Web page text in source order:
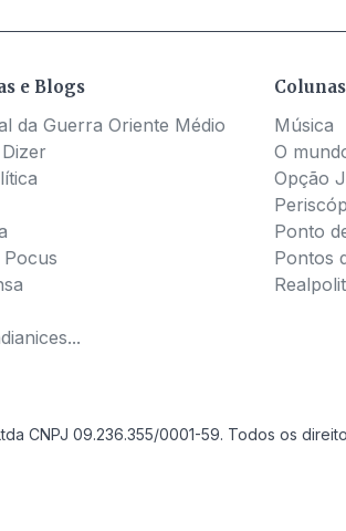
e Blogs
da Guerra Oriente Médio
Música
O
Opção
Ponto
Pontos
CNPJ 09.236.355/0001-59. Todos os